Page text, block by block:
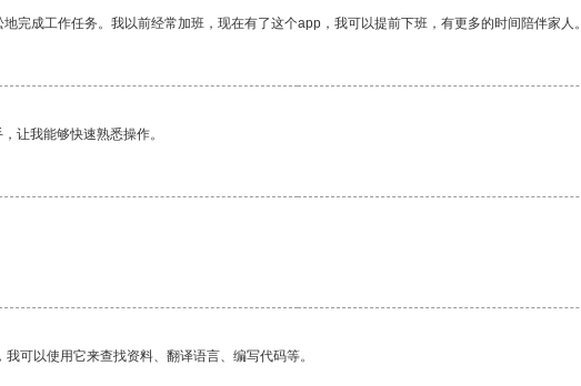
完成工作任务。我以前经常加班，现在有了这个app，我可以提前下班，有更多的时间陪伴家人。
让我能够快速熟悉操作。
可以使用它来查找资料、翻译语言、编写代码等。